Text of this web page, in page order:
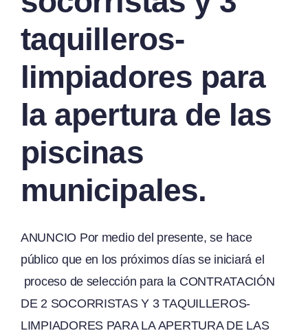
taquilleros-
limpiadores para
la apertura de las
piscinas
municipales.
ANUNCIO Por medio del presente, se hace
público que en los próximos días se iniciará el
proceso de selección para la CONTRATACIÓN
DE 2 SOCORRISTAS Y 3 TAQUILLEROS-
LIMPIADORES PARA LA APERTURA DE LAS